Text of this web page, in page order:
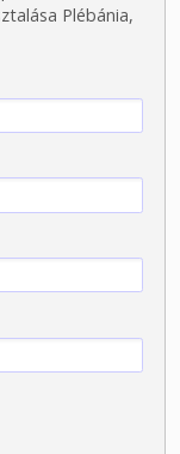
Plébánia,